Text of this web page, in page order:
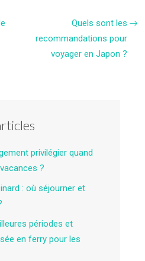
Quels sont les
recommandations pour
voyager en Japon ?
privilégier quand
?
: où séjourner et
périodes et
en ferry pour les